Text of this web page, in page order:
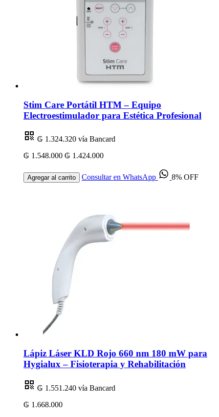
Stim Care Portátil HTM – Equipo
Electroestimulador para Estética Profesional
₲ 1.324.320 vía Bancard
₲ 1.548.000 ₲ 1.424.000
Agregar al carrito Consultar en WhatsApp 8% OFF
Lápiz Láser KLD Rojo 660 nm 180 mW para
Hygialux – Fisioterapia y Rehabilitación
₲ 1.551.240 vía Bancard
₲ 1.668.000